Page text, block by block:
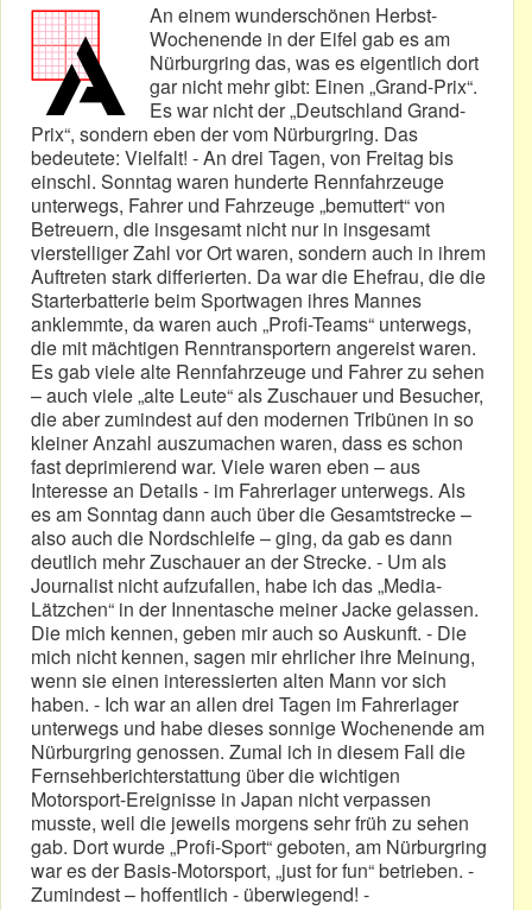
An einem wunderschönen Herbst-
Wochenende in der Eifel gab es am
Nürburgring das, was es eigentlich dort
gar nicht mehr gibt: Einen „Grand-Prix“.
Es war nicht der „Deutschland Grand-
Prix“, sondern eben der vom Nürburgring. Das
bedeutete: Vielfalt! - An drei Tagen, von Freitag bis
einschl. Sonntag waren hunderte Rennfahrzeuge
unterwegs, Fahrer und Fahrzeuge „bemuttert“ von
Betreuern, die insgesamt nicht nur in insgesamt
vierstelliger Zahl vor Ort waren, sondern auch in ihrem
Auftreten stark differierten. Da war die Ehefrau, die die
Starterbatterie beim Sportwagen ihres Mannes
anklemmte, da waren auch „Profi-Teams“ unterwegs,
die mit mächtigen Renntransportern angereist waren.
Es gab viele alte Rennfahrzeuge und Fahrer zu sehen
– auch viele „alte Leute“ als Zuschauer und Besucher,
die aber zumindest auf den modernen Tribünen in so
kleiner Anzahl auszumachen waren, dass es schon
fast deprimierend war. Viele waren eben – aus
Interesse an Details - im Fahrerlager unterwegs. Als
es am Sonntag dann auch über die Gesamtstrecke –
also auch die Nordschleife – ging, da gab es dann
deutlich mehr Zuschauer an der Strecke. - Um als
Journalist nicht aufzufallen, habe ich das „Media-
Lätzchen“ in der Innentasche meiner Jacke gelassen.
Die mich kennen, geben mir auch so Auskunft. - Die
mich nicht kennen, sagen mir ehrlicher ihre Meinung,
wenn sie einen interessierten alten Mann vor sich
haben. - Ich war an allen drei Tagen im Fahrerlager
unterwegs und habe dieses sonnige Wochenende am
Nürburgring genossen. Zumal ich in diesem Fall die
Fernsehberichterstattung über die wichtigen
Motorsport-Ereignisse in Japan nicht verpassen
musste, weil die jeweils morgens sehr früh zu sehen
gab. Dort wurde „Profi-Sport“ geboten, am Nürburgring
war es der Basis-Motorsport, „just for fun“ betrieben. -
Zumindest – hoffentlich - überwiegend! -